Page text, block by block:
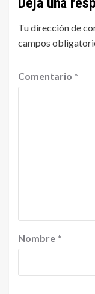
Tu dirección de
campos
Comentario *
Nombre *